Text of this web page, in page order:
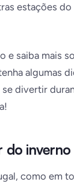
estações
e saiba mais
algumas
divertir
do
como em